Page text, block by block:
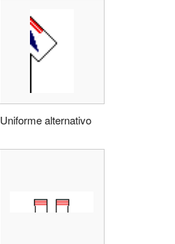
Uniforme alternativo